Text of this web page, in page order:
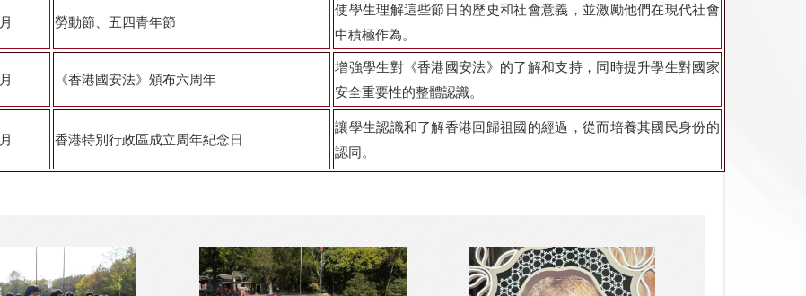
月 勞動節、五四青年節
使學生理解這些節日的歷史和社會意義，並激勵他們在現代社會
中積極作為。
月 《香港國安法》頒布六周年
增強學生對《香港國安法》的了解和支持，同時提升學生對國家
安全重要性的整體認識。
月 香港特別行政區成立周年紀念日
讓學生認識和了解香港回歸祖國的經過，從而培養其國民身份的
認同。